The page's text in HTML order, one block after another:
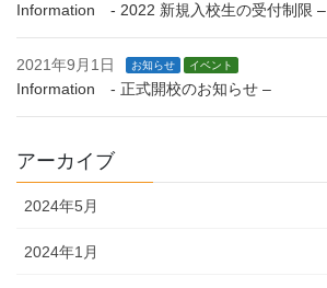
Information - 2022 新規入校生の受付制限 –
2021年9月1日 お知らせ イベント
Information - 正式開校のお知らせ –
アーカイブ
2024年5月
2024年1月